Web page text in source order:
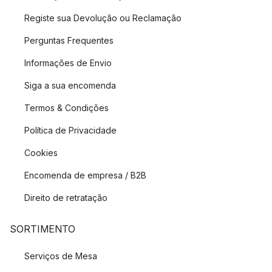
As 3 marcas mais populares para facas de filete
Satake
Miyabi
Registe sua Devolução ou Reclamação
Perguntas Frequentes
Informações de Envio
Siga a sua encomenda
Termos & Condições
Política de Privacidade
Cookies
Encomenda de empresa / B2B
Direito de retratação
SORTIMENTO
Serviços de Mesa